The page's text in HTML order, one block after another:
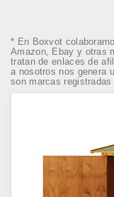
* En Boxvot
Amazon, Ebay y otras
tratan de enlaces de
a nosotros nos genera
son marcas